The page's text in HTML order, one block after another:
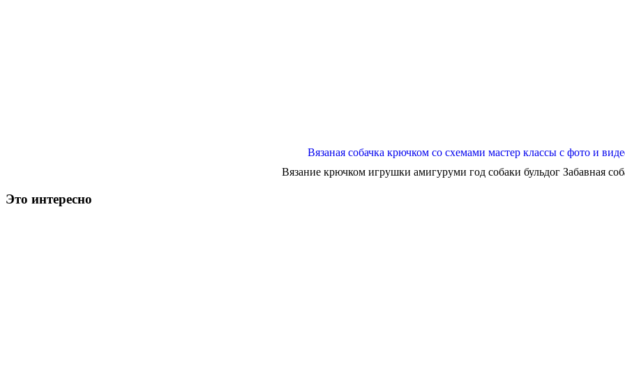
Вязаная собачка крючком со схемами мастер классы с фото и
Вязание крючком игрушки амигуруми год собаки бульдог Забавная
Это интересно